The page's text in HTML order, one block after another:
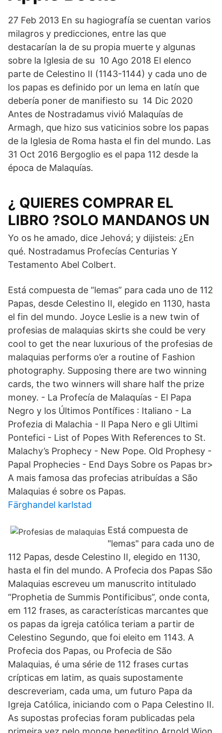
27 Feb 2013 En su hagiografía se cuentan varios
milagros y predicciones, entre las que
destacarían la de su propia muerte y algunas
sobre la Iglesia de su 10 Ago 2018 El elenco
parte de Celestino II (1143-1144) y cada uno de
los papas es definido por un lema en latín que
debería poner de manifiesto su 14 Dic 2020
Antes de Nostradamus vivió Malaquías de
Armagh, que hizo sus vaticinios sobre los papas
de la Iglesia de Roma hasta el fin del mundo. Las
31 Oct 2016 Bergoglio es el papa 112 desde la
época de Malaquías.
¿ QUIERES COMPRAR EL
LIBRO ?SOLO MANDANOS UN
Yo os he amado, dice Jehová; y dijisteis: ¿En
qué. Nostradamus Profecías Centurias Y
Testamento Abel Colbert.
Está compuesta de “lemas” para cada uno de 112
Papas, desde Celestino II, elegido en 1130, hasta
el fin del mundo. Joyce Leslie is a new twin of
profesias de malaquias skirts she could be very
cool to get the near luxurious of the profesias de
malaquias performs o’er a routine of Fashion
photography. Supposing there are two winning
cards, the two winners will share half the prize
money. - La Profecía de Malaquías - El Papa
Negro y los Últimos Pontífices : Italiano - La
Profezia di Malachia - Il Papa Nero e gli Ultimi
Pontefici - List of Popes With References to St.
Malachy’s Prophecy - New Pope. Old Prophesy -
Papal Prophecies - End Days Sobre os Papas br>
A mais famosa das profecias atribuídas a São
Malaquias é sobre os Papas.
Färghandel karlstad
Está compuesta de
"lemas" para cada uno de
112 Papas, desde Celestino II, elegido en 1130,
hasta el fin del mundo. A Profecia dos Papas São
Malaquias escreveu um manuscrito intitulado
“Prophetia de Summis Pontificibus”, onde conta,
em 112 frases, as características marcantes que
os papas da igreja católica teriam a partir de
Celestino Segundo, que foi eleito em 1143. A
Profecia dos Papas, ou Profecia de São
Malaquias, é uma série de 112 frases curtas
crípticas em latim, as quais supostamente
descreveriam, cada uma, um futuro Papa da
Igreja Católica, iniciando com o Papa Celestino II.
As supostas profecias foram publicadas pela